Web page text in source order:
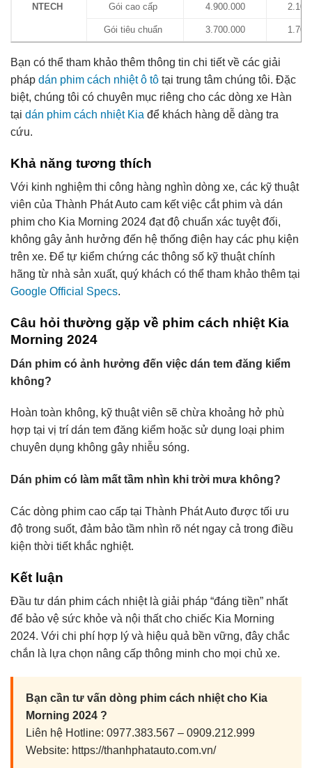
NTECH Gói cao cấp 4.900.000
Gói tiêu chuẩn 3.700.000
Bạn có thể tham khảo thêm thông tin chi tiết về các giải
pháp dán phim cách nhiệt ô tô tại trung tâm chúng tôi. Đặc
biệt, chúng tôi có chuyên mục riêng cho các dòng xe Hàn
tại dán phim cách nhiệt Kia để khách hàng dễ dàng tra
cứu.
Khả năng tương thích
Với kinh nghiệm thi công hàng nghìn dòng xe, các kỹ thuật
viên của Thành Phát Auto cam kết việc cắt phim và dán
phim cho Kia Morning 2024 đạt độ chuẩn xác tuyệt đối,
không gây ảnh hưởng đến hệ thống điện hay các phụ kiện
trên xe. Để tự kiểm chứng các thông số kỹ thuật chính
hãng từ nhà sản xuất, quý khách có thể tham khảo thêm tại
Google Official Specs.
Câu hỏi thường gặp về phim cách nhiệt Kia
Morning 2024
Dán phim có ảnh hưởng đến việc dán tem đăng kiểm
không?
Hoàn toàn không, kỹ thuật viên sẽ chừa khoảng hở phù
hợp tại vị trí dán tem đăng kiểm hoặc sử dụng loại phim
chuyên dụng không gây nhiễu sóng.
Dán phim có làm mất tầm nhìn khi trời mưa không?
Các dòng phim cao cấp tại Thành Phát Auto được tối ưu
độ trong suốt, đảm bảo tầm nhìn rõ nét ngay cả trong điều
kiện thời tiết khắc nghiệt.
Kết luận
Đầu tư dán phim cách nhiệt là giải pháp “đáng tiền” nhất
để bảo vệ sức khỏe và nội thất cho chiếc Kia Morning
2024. Với chi phí hợp lý và hiệu quả bền vững, đây chắc
chắn là lựa chọn nâng cấp thông minh cho mọi chủ xe.
Bạn cần tư vấn dòng phim cách nhiệt cho Kia
Morning 2024 ?
Liên hệ Hotline: 0977.383.567 – 0909.212.999
Website: https://thanhphatauto.com.vn/